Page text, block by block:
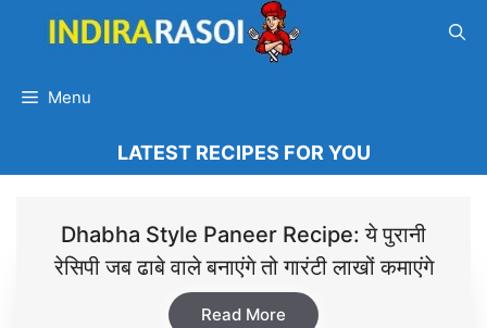
Menu
LATEST RECIPES FOR YOU
Dhabha Style Paneer Recipe: ये पुरानी
रेसिपी जब ढाबे वाले बनाएंगे तो गारंटी लाखों कमाएंगे
Read More